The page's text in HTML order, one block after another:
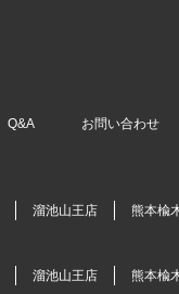
Q&A お問い合わせ
溜池山王店 熊本楡
溜池山王店 熊本楡